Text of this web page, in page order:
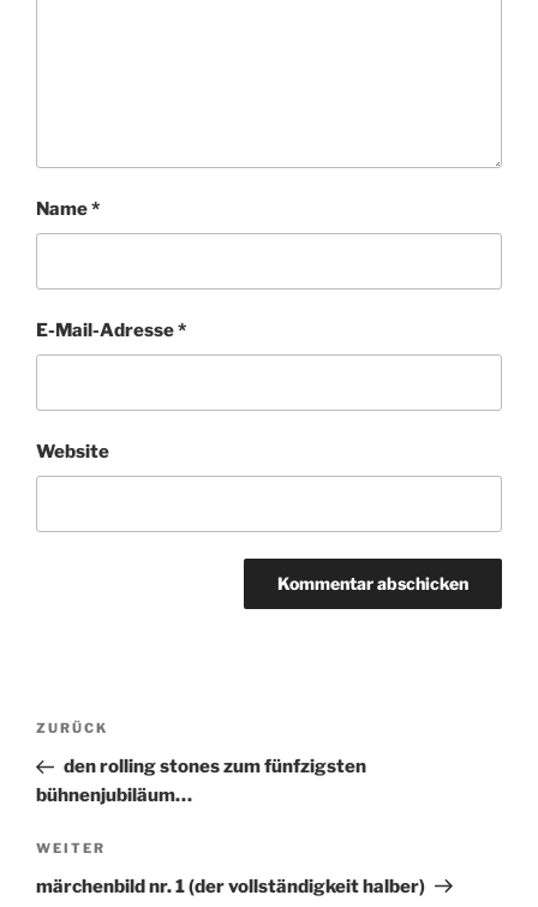
Name*
E-Mail-Adresse*
Website
Beitragsnavigation
Vorheriger
Beitrag
ZURÜCK
den rolling stones zum fünfzigsten
bühnenjubiläum…
Nächster
Beitrag
WEITER
märchenbild nr. 1 (der vollständigkeit halber)